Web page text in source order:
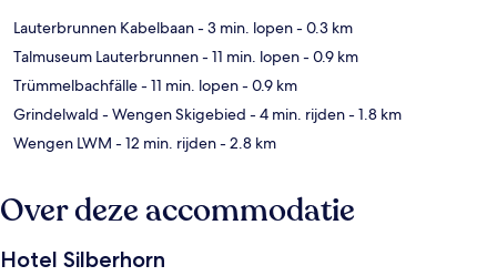
Lauterbrunnen Kabelbaan- 3 min. lopen- 0.3 km
Talmuseum Lauterbrunnen- 11 min. lopen- 0.9 km
Trümmelbachfälle- 11 min. lopen- 0.9 km
Grindelwald - Wengen Skigebied - 4 min. rijden- 1.8 km
Wengen LWM - 12 min. rijden- 2.8 km
Over deze accommodatie
Hotel Silberhorn